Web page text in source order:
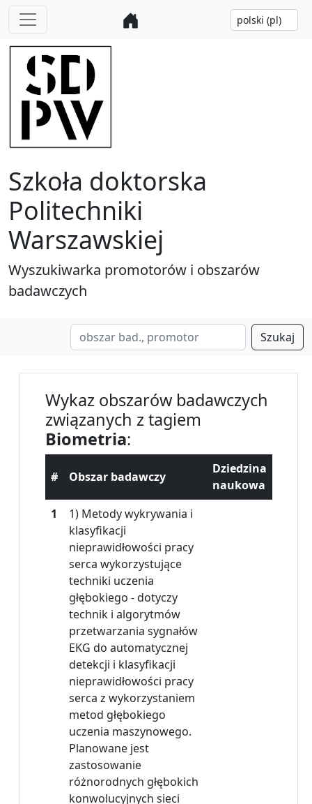
Szkoła doktorska
Politechniki
Warszawskiej
Wyszukiwarka promotorów i obszarów
badawczych
Szukaj
Wykaz obszarów badawczych
związanych z tagiem
Biometria:
# Obszar badawczy
Dziedzina
naukowa
1
1) Metody wykrywania i
klasyfikacji
nieprawidłowości pracy
serca wykorzystujące
techniki uczenia
głębokiego - dotyczy
technik i algorytmów
przetwarzania sygnałów
EKG do automatycznej
detekcji i klasyfikacji
nieprawidłowości pracy
serca z wykorzystaniem
metod głębokiego
uczenia maszynowego.
Planowane jest
zastosowanie
różnorodnych głębokich
konwolucyjnych sieci